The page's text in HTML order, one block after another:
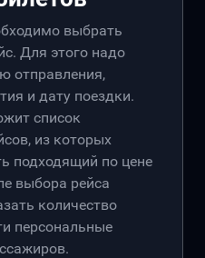
выбрать
Для этого надо
отправления,
и дату поездки.
список
из которых
подходящий по цене
выбора рейса
количество
персональные